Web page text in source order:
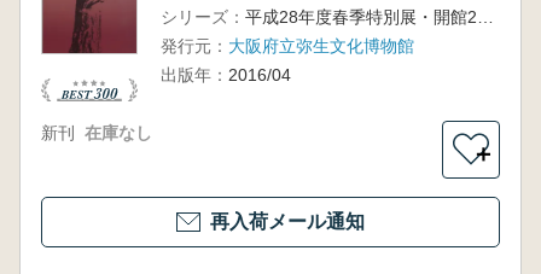
シリーズ：
発行元： 大阪府立弥生文化博物館
出版年： 2016/04
新刊 在庫なし
＋
再入荷メール通知